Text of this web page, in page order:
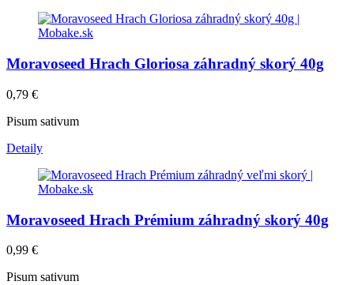
Moravoseed Hrach Gloriosa záhradný skorý 40g
0,79 €
Pisum sativum
Detaily
Moravoseed Hrach Prémium záhradný skorý 40g
0,99 €
Pisum sativum